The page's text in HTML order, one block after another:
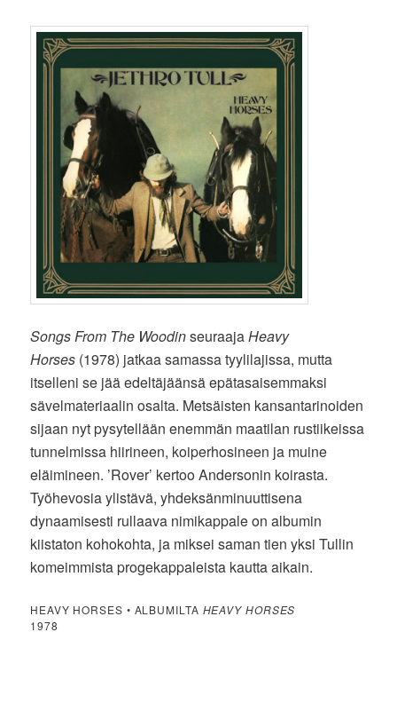
Songs From The WoodinseuraajaHeavy
Horses (1978) jatkaa samassa tyylilajissa, mutta
itselleni se jää edeltäjäänsä epätasaisemmaksi
sävelmateriaalin osalta. Metsäisten kansantarinoiden
sijaan nyt pysytellään enemmän maatilan rustiikeissa
tunnelmissa hiirineen, koiperhosineen ja muine
eläimineen. ’Rover’ kertoo Andersonin koirasta.
Työhevosia ylistävä, yhdeksänminuuttisena
dynaamisesti rullaava nimikappale on albumin
kiistaton kohokohta, ja miksei saman tien yksi Tullin
komeimmista progekappaleista kautta aikain.
HEAVY HORSES • ALBUMILTA HEAVY HORSES
1978